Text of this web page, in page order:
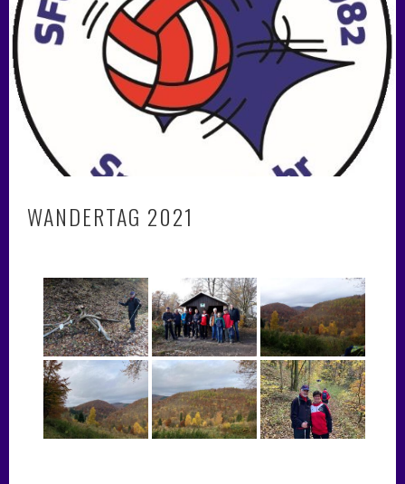
WANDERTAG 2021